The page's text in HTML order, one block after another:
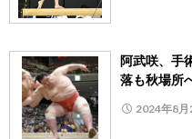
阿武咲、手
落も秋場所
2024年8月